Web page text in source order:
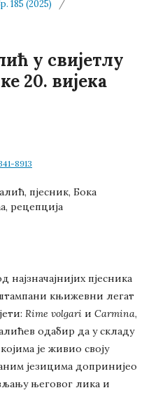
185 (2025)
/
у свијетлу
20. вијека
8913
пјесник, Бока
рецепција
најзначајнијих пјесника
књижевни легат
Rime volgari и Carmina,
одабир да у складу
је живио своју
језицима допринијео
његовог лика и